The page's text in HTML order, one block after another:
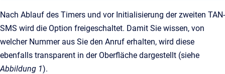
Nach Ablauf des Timers und vor Initialisierung der zweiten TAN-
SMS wird die Option freigeschaltet. Damit Sie wissen, von
welcher Nummer aus Sie den Anruf erhalten, wird diese
ebenfalls transparent in der Oberfläche dargestellt (siehe
Abbildung 1).